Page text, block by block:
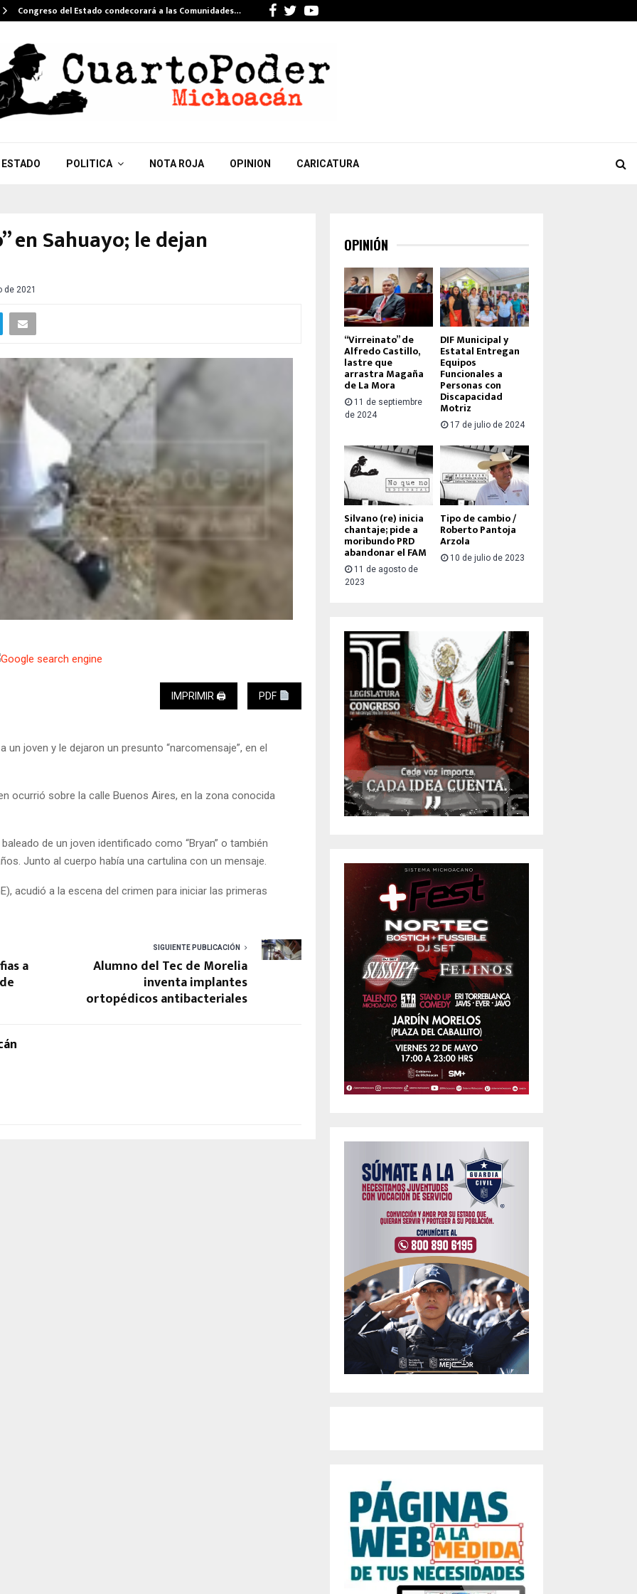
Congreso del Estado condecorará a las Comunidades… Facebook
TwitterYoutube
ESTADO POLITICA NOTA ROJA OPINION CARICATURA
en Sahuayo; le dejan
de 2021
IMPRIMIR 🖨 PDF
joven y le dejaron un presunto “narcomensaje”, en el
ocurrió sobre la calle Buenos Aires, en la zona conocida
de un joven identificado como “Bryan” o también
Junto al cuerpo había una cartulina con un mensaje.
acudió a la escena del crimen para iniciar las primeras
a
SIGUIENTE PUBLICACIÓN
Alumno del Tec de Morelia
inventa implantes
ortopédicos antibacteriales
OPINIÓN
“Virreinato” de
Alfredo Castillo,
lastre que
arrastra Magaña
de La Mora
11 de septiembre
de 2024
DIF Municipal y
Estatal Entregan
Equipos
Funcionales a
Personas con
Discapacidad
Motriz
17 de julio de 2024
Silvano (re) inicia
chantaje; pide a
moribundo PRD
abandonar el FAM
11 de agosto de
2023
Tipo de cambio /
Roberto Pantoja
Arzola
10 de julio de 2023